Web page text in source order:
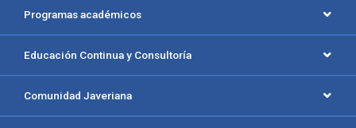
Programas académicos
Educación Continua y Consultoría
Comunidad Javeriana